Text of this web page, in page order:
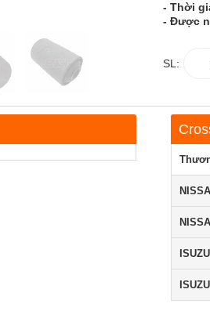
- Thời
- Được
SL:
ISUZU
ISUZU